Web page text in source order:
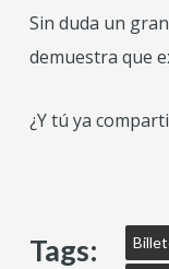
Sin duda un
demuestra que
¿Y tú ya
Tags: